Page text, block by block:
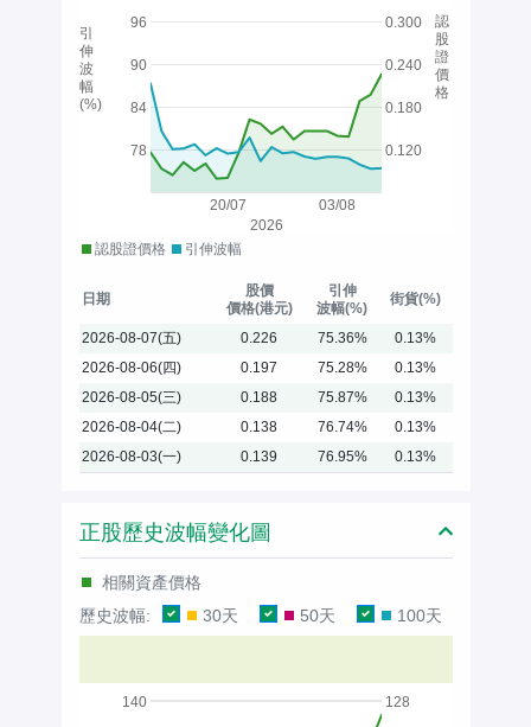
20/07 03/08
78
84
90
96
0.120
0.180
0.240
0.300
2026
引
伸
波
幅
(%)
認
股
證
價
格
認股證價格 引伸波幅
日期
股價
價格(港元)
引伸
波幅(%)
街貨(%)
2026-08-07(五) 0.226 75.36%
0.13%
2026-08-06(四)
0.197 75.28%
0.13%
2026-08-05(三)
0.188 75.87%
0.13%
2026-08-04(二)
0.138 76.74%
0.13%
2026-08-03(一)
0.139 76.95% 0.13%
正股歷史波幅變化圖
相關資產價格
歷史波幅:
30天 50天 100天
140 128